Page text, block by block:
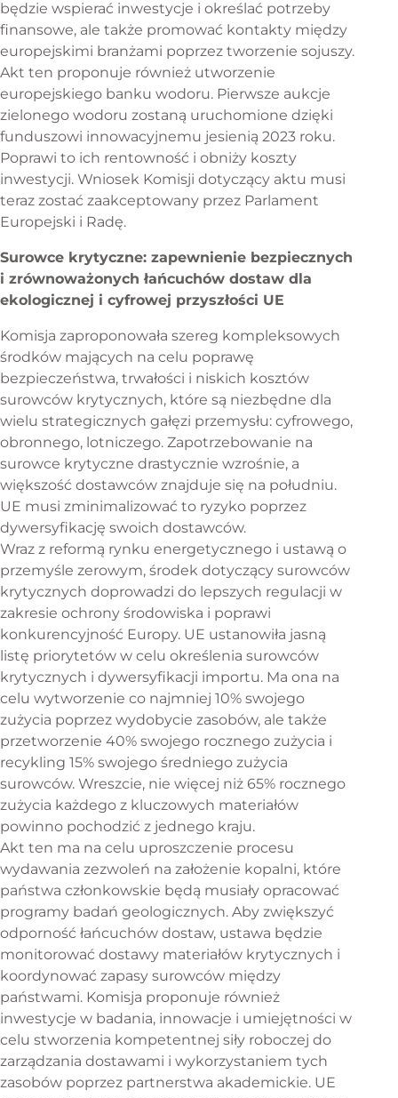
będzie wspierać inwestycje i określać potrzeby
finansowe, ale także promować kontakty między
europejskimi branżami poprzez tworzenie sojuszy.
Akt ten proponuje również utworzenie
europejskiego banku wodoru. Pierwsze aukcje
zielonego wodoru zostaną uruchomione dzięki
funduszowi innowacyjnemu jesienią 2023 roku.
Poprawi to ich rentowność i obniży koszty
inwestycji. Wniosek Komisji dotyczący aktu musi
teraz zostać zaakceptowany przez Parlament
Europejski i Radę.
Surowce krytyczne: zapewnienie bezpiecznych
i zrównoważonych łańcuchów dostaw dla
ekologicznej i cyfrowej przyszłości UE
Komisja zaproponowała szereg kompleksowych
środków mających na celu poprawę
bezpieczeństwa, trwałości i niskich kosztów
surowców krytycznych, które są niezbędne dla
wielu strategicznych gałęzi przemysłu: cyfrowego,
obronnego, lotniczego. Zapotrzebowanie na
surowce krytyczne drastycznie wzrośnie, a
większość dostawców znajduje się na południu.
UE musi zminimalizować to ryzyko poprzez
dywersyfikację swoich dostawców.
Wraz z reformą rynku energetycznego i ustawą o
przemyśle zerowym, środek dotyczący surowców
krytycznych doprowadzi do lepszych regulacji w
zakresie ochrony środowiska i poprawi
konkurencyjność Europy. UE ustanowiła jasną
listę priorytetów w celu określenia surowców
krytycznych i dywersyfikacji importu. Ma ona na
celu wytworzenie co najmniej 10% swojego
zużycia poprzez wydobycie zasobów, ale także
przetworzenie 40% swojego rocznego zużycia i
recykling 15% swojego średniego zużycia
surowców. Wreszcie, nie więcej niż 65% rocznego
zużycia każdego z kluczowych materiałów
powinno pochodzić z jednego kraju.
Akt ten ma na celu uproszczenie procesu
wydawania zezwoleń na założenie kopalni, które
państwa członkowskie będą musiały opracować
programy badań geologicznych. Aby zwiększyć
odporność łańcuchów dostaw, ustawa będzie
monitorować dostawy materiałów krytycznych i
koordynować zapasy surowców między
państwami. Komisja proponuje również
inwestycje w badania, innowacje i umiejętności w
celu stworzenia kompetentnej siły roboczej do
zarządzania dostawami i wykorzystaniem tych
zasobów poprzez partnerstwa akademickie. UE